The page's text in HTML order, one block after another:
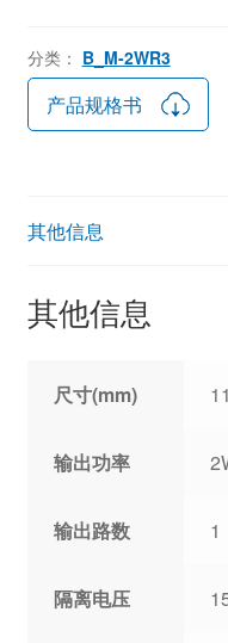
分类： B_M-2WR3
产品规格书
其他信息
其他信息
尺寸(mm)
输出功率
输出路数 1
隔离电压